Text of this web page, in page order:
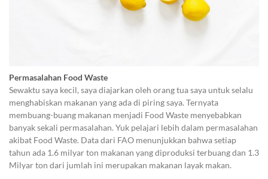
Permasalahan Food Waste
Sewaktu saya kecil, saya diajarkan oleh orang tua saya untuk selalu
menghabiskan makanan yang ada di piring saya. Ternyata
membuang-buang makanan menjadi Food Waste menyebabkan
banyak sekali permasalahan. Yuk pelajari lebih dalam permasalahan
akibat Food Waste. Data dari FAO menunjukkan bahwa setiap
tahun ada 1.6 milyar ton makanan yang diproduksi terbuang dan 1.3
Milyar ton dari jumlah ini merupakan makanan layak makan.